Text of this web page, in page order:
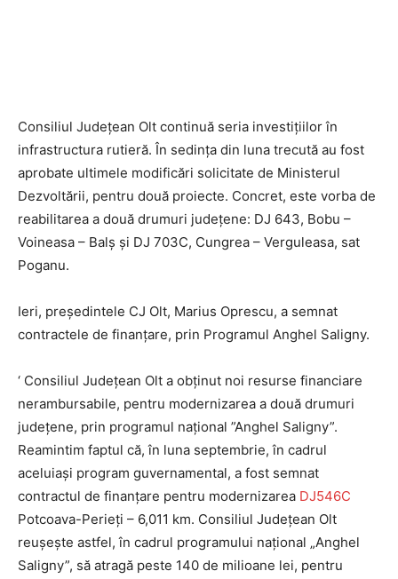
Consiliul Județean Olt continuă seria investițiilor în
infrastructura rutieră. În sedința din luna trecută au fost
aprobate ultimele modificări solicitate de Ministerul
Dezvoltării, pentru două proiecte. Concret, este vorba de
reabilitarea a două drumuri județene: DJ 643, Bobu –
Voineasa – Balș și DJ 703C, Cungrea – Verguleasa, sat
Poganu.
Ieri, președintele CJ Olt, Marius Oprescu, a semnat
contractele de finanțare, prin Programul Anghel Saligny.
‘ Consiliul Județean Olt a obținut noi resurse financiare
nerambursabile, pentru modernizarea a două drumuri
județene, prin programul național ”Anghel Saligny”.
Reamintim faptul că, în luna septembrie, în cadrul
aceluiași program guvernamental, a fost semnat
contractul de finanțare pentru modernizarea DJ546C
Potcoava-Perieți – 6,011 km. Consiliul Județean Olt
reușește astfel, în cadrul programului național „Anghel
Saligny”, să atragă peste 140 de milioane lei, pentru